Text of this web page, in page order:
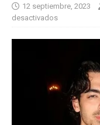
12 septiembre, 2023
desactivados